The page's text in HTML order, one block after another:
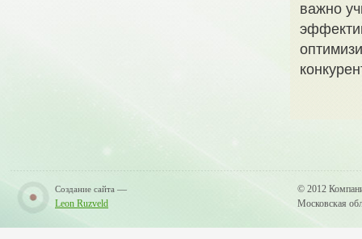
важно
Создание сайта —
Leon Ruzveld
© 2012
Московская